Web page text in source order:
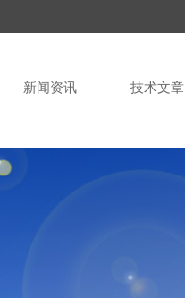
新闻资讯 技术文章